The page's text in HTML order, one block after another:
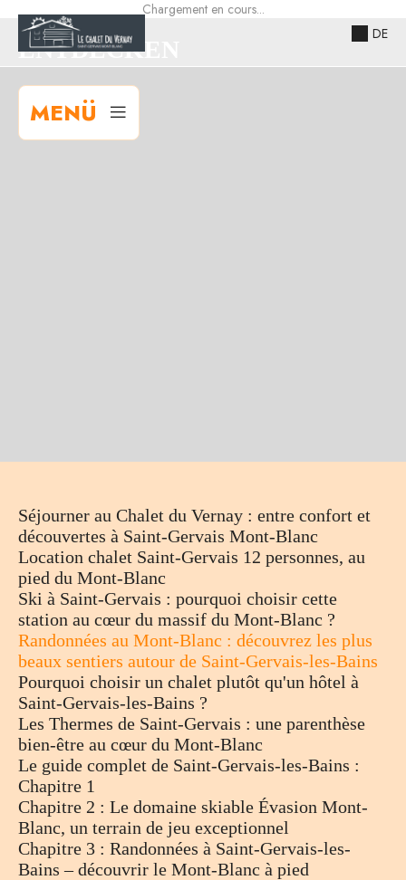
Chargement en cours...
DE
MENÜ
ENTDECKEN
Séjourner au Chalet du Vernay : entre confort et
découvertes à Saint-Gervais Mont-Blanc
Location chalet Saint-Gervais 12 personnes, au
pied du Mont-Blanc
Ski à Saint-Gervais : pourquoi choisir cette
station au cœur du massif du Mont-Blanc ?
Randonnées au Mont-Blanc : découvrez les plus
beaux sentiers autour de Saint-Gervais-les-Bains
Pourquoi choisir un chalet plutôt qu'un hôtel à
Saint-Gervais-les-Bains ?
Les Thermes de Saint-Gervais : une parenthèse
bien-être au cœur du Mont-Blanc
Le guide complet de Saint-Gervais-les-Bains :
Chapitre 1
Chapitre 2 : Le domaine skiable Évasion Mont-
Blanc, un terrain de jeu exceptionnel
Chapitre 3 : Randonnées à Saint-Gervais-les-
Bains – découvrir le Mont-Blanc à pied